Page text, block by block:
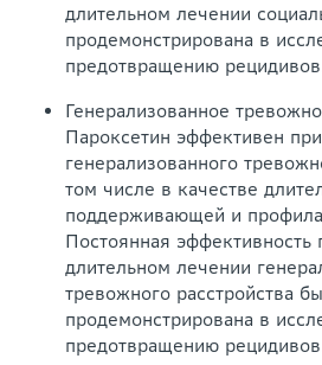
длительном лечении
продемонстрирована в
предотвращению
Генерализованное
Пароксетин эффективен
генерализованного
том числе в качестве
поддерживающей и
Постоянная эффективность
длительном лечении
тревожного расстройства
продемонстрирована в
предотвращению